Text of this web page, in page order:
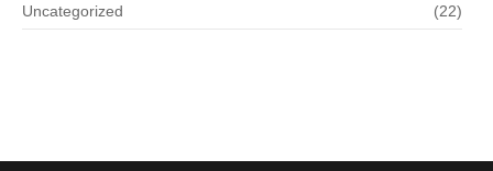
Uncategorized (22)